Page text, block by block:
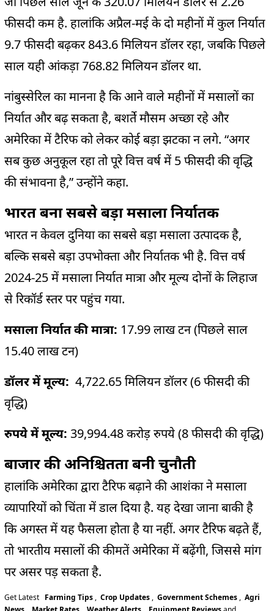
फीसदी कम है. हालांकि अप्रैल-मई के दो महीनों में कुल निर्यात
9.7 फीसदी बढ़कर 843.6 मिलियन डॉलर रहा, जबकि पिछले
साल यही आंकड़ा 768.82 मिलियन डॉलर था.
नांबुस्सेरिल का मानना है कि आने वाले महीनों में मसालों का
निर्यात और बढ़ सकता है, बशर्ते मौसम अच्छा रहे और
अमेरिका में टैरिफ को लेकर कोई बड़ा झटका न लगे. “अगर
सब कुछ अनुकूल रहा तो पूरे वित्त वर्ष में 5 फीसदी की वृद्धि
की संभावना है,” उन्होंने कहा.
भारत बना सबसे बड़ा मसाला निर्यातक
भारत न केवल दुनिया का सबसे बड़ा मसाला उत्पादक है,
बल्कि सबसे बड़ा उपभोक्ता और निर्यातक भी है. वित्त वर्ष
2024-25 में मसाला निर्यात मात्रा और मूल्य दोनों के लिहाज
से रिकॉर्ड स्तर पर पहुंच गया.
मसाला निर्यात की मात्रा: 17.99 लाख टन (पिछले साल
15.40 लाख टन)
डॉलर में मूल्य: 4,722.65 मिलियन डॉलर (6 फीसदी की
वृद्धि)
रुपये में मूल्य: 39,994.48 करोड़ रुपये (8 फीसदी की वृद्धि)
बाजार की अनिश्चितता बनी चुनौती
हालांकि अमेरिका द्वारा टैरिफ बढ़ाने की आशंका ने मसाला
व्यापारियों को चिंता में डाल दिया है. यह देखा जाना बाकी है
कि अगस्त में यह फैसला होता है या नहीं. अगर टैरिफ बढ़ते हैं,
तो भारतीय मसालों की कीमतें अमेरिका में बढ़ेंगी, जिससे मांग
पर असर पड़ सकता है.
Get Latest Farming Tips , Crop Updates , Government Schemes , Agri